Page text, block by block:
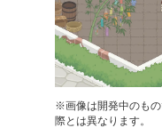
※画像は開発中のも
際とは異なります。